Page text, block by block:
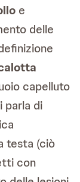
e
delle
capelluto
parla di
testa (ciò
con